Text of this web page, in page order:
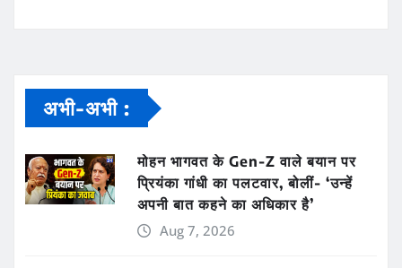
अभी-अभी :
मोहन भागवत के Gen-Z वाले बयान पर
प्रियंका गांधी का पलटवार, बोलीं- ‘उन्हें
अपनी बात कहने का अधिकार है’
Aug 7, 2026